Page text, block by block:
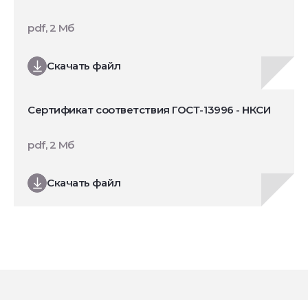
Скачать файл
pdf, 2 Мб
Сертификат соответствия ГОСТ-13996 - НКСИ
Скачать файл
pdf, 2 Мб